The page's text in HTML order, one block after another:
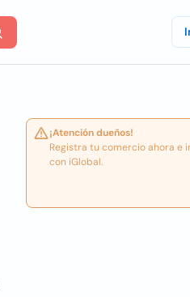
¡Atención dueños!
Registra tu comercio ahora e
con iGlobal.